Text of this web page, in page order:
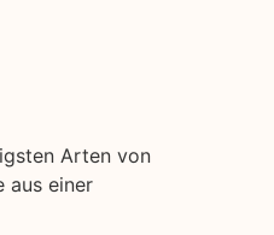
Arten von
aus einer